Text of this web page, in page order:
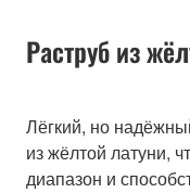
Раструб из
Лёгкий, но
из жёлтой латуни,
диапазон и